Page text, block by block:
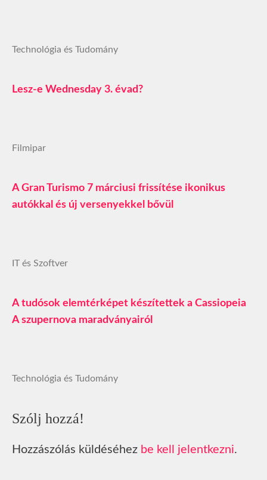
Technológia és Tudomány
Lesz-e Wednesday 3. évad?
Filmipar
A Gran Turismo 7 márciusi frissítése ikonikus
autókkal és új versenyekkel bővül
IT és Szoftver
A tudósok elemtérképet készítettek a Cassiopeia
A szupernova maradványairól
Technológia és Tudomány
Szólj hozzá!
Hozzászólás küldéséhez be kell jelentkezni.